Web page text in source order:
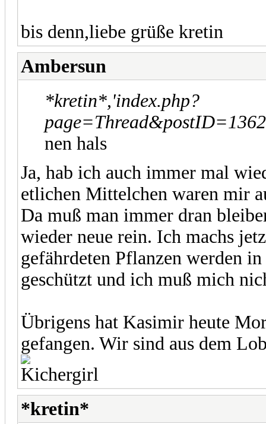
bis denn,liebe grüße kretin
Ambersun
*kretin*,'index.php?
nen hals
Ja, hab ich auch immer mal
etlichen Mittelchen waren mir
Da muß man immer dran
wieder neue rein. Ich machs
gefährdeten Pflanzen werden
geschützt und ich muß mich
Übrigens hat Kasimir heute
gefangen. Wir sind aus dem
*kretin*